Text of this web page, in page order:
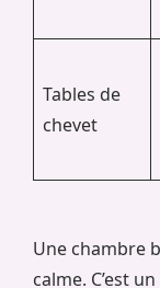
Tables de
chevet
Une chambre
calme. C’est